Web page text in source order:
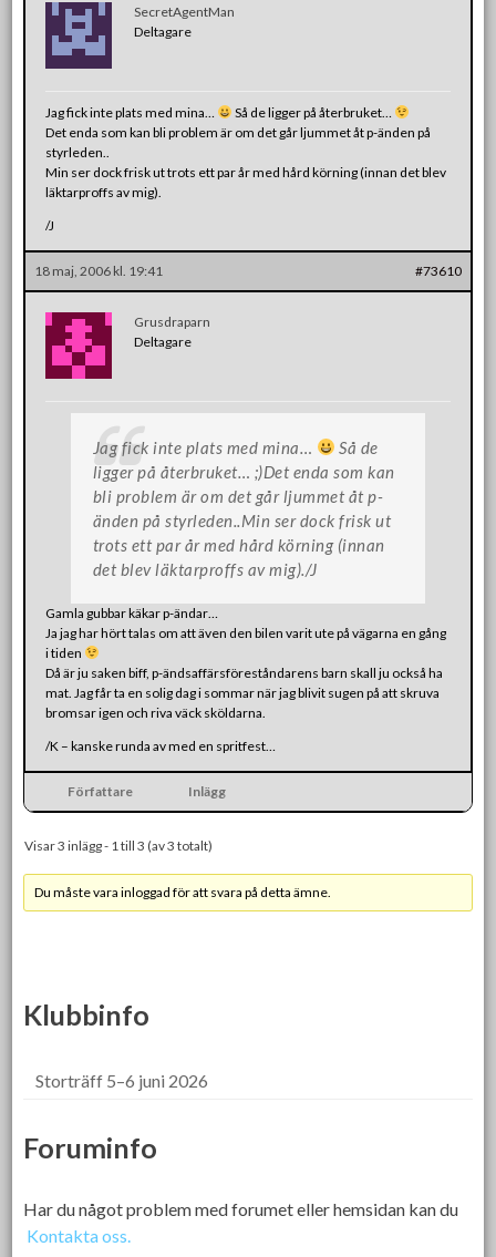
SecretAgentMan
Deltagare
Jag fick inte plats med mina…
Så de ligger på återbruket…
Det enda som kan bli problem är om det går ljummet åt p-änden på
styrleden..
Min ser dock frisk ut trots ett par år med hård körning (innan det blev
läktarproffs av mig).
/J
18 maj, 2006 kl. 19:41 #73610
Grusdraparn
Deltagare
Jag fick inte plats med mina…
Så de
ligger på återbruket… ;)Det enda som kan
bli problem är om det går ljummet åt p-
änden på styrleden..Min ser dock frisk ut
trots ett par år med hård körning (innan
det blev läktarproffs av mig)./J
Gamla gubbar käkar p-ändar…
Ja jag har hört talas om att även den bilen varit ute på vägarna en gång
i tiden
Då är ju saken biff, p-ändsaffärsföreståndarens barn skall ju också ha
mat. Jag får ta en solig dag i sommar när jag blivit sugen på att skruva
bromsar igen och riva väck sköldarna.
/K – kanske runda av med en spritfest…
Författare Inlägg
Visar 3 inlägg - 1 till 3 (av 3 totalt)
Du måste vara inloggad för att svara på detta ämne.
Klubbinfo
Storträff 5–6 juni 2026
Foruminfo
Har du något problem med forumet eller hemsidan kan du
Kontakta oss.